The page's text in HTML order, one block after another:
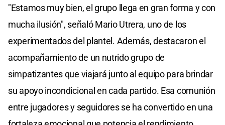
"Estamos muy bien, el grupo llega en gran forma y con
mucha ilusión", señaló Mario Utrera, uno de los
experimentados del plantel. Además, destacaron el
acompañamiento de un nutrido grupo de
simpatizantes que viajará junto al equipo para brindar
su apoyo incondicional en cada partido. Esa comunión
entre jugadores y seguidores se ha convertido en una